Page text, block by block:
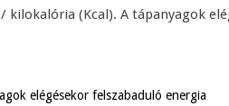
/ kilokalória (Kcal). A tápanyagok